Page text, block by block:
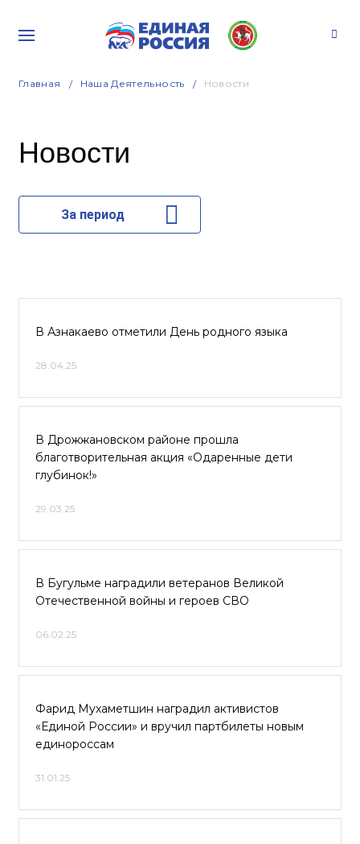
Главная Наша Деятельность Новости
Новости
За период
В Азнакаево отметили День родного языка
28.04.25
В Дрожжановском районе прошла
благотворительная акция «Одаренные дети
глубинок!»
29.03.25
В Бугульме наградили ветеранов Великой
Отечественной войны и героев СВО
06.02.25
Фарид Мухаметшин наградил активистов
«Единой России» и вручил партбилеты новым
единороссам
31.01.25